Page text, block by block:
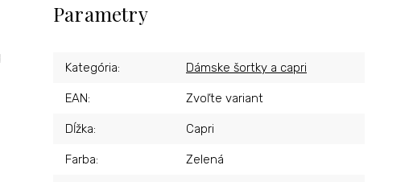
Parametry
Kategória: Dámske šortky a capri
EAN: Zvoľte variant
Dĺžka: Capri
Farba: Zelená